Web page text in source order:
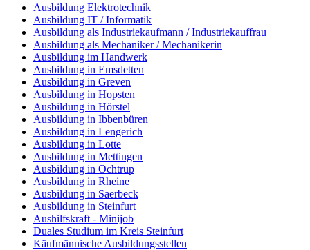
Ausbildung Elektrotechnik
Ausbildung IT / Informatik
Ausbildung als Industriekaufmann / Industriekauffrau
Ausbildung als Mechaniker / Mechanikerin
Ausbildung im Handwerk
Ausbildung in Emsdetten
Ausbildung in Greven
Ausbildung in Hopsten
Ausbildung in Hörstel
Ausbildung in Ibbenbüren
Ausbildung in Lengerich
Ausbildung in Lotte
Ausbildung in Mettingen
Ausbildung in Ochtrup
Ausbildung in Rheine
Ausbildung in Saerbeck
Ausbildung in Steinfurt
Aushilfskraft - Minijob
Duales Studium im Kreis Steinfurt
Käufmännische Ausbildungsstellen